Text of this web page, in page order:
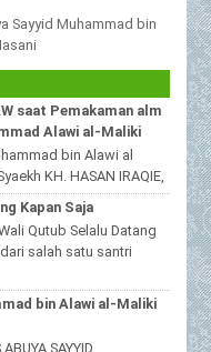
Sayyid Muhammad bin
saat Pemakaman alm
Alawi al-Maliki
bin Alawi al
KH. HASAN IRAQIE,
pote Sampang
Kapan Saja
Qutub Selalu Datang
salah satu santri
bin Alawi al-Maliki
SAYYID